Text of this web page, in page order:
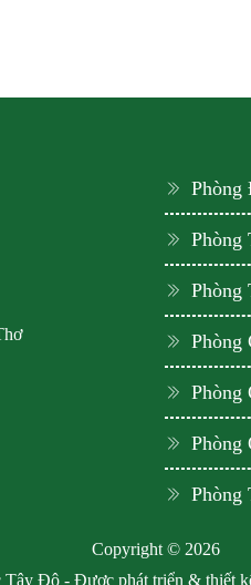
Phòng
Phòng
Phòng
Phòng
Phòng
Copyright © 2026
Đô - Được phát triển & thiết